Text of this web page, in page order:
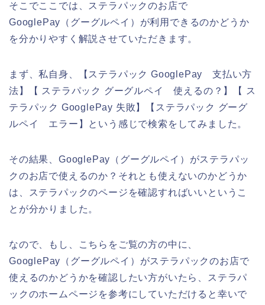
そこでここでは、ステラパックのお店で
GooglePay（グーグルペイ）が利用できるのかどうか
を分かりやすく解説させていただきます。
まず、私自身、【ステラパック GooglePay 支払い方
法】【 ステラパック グーグルペイ 使えるの？】【 ス
テラパック GooglePay 失敗】【ステラパック グーグ
ルペイ エラー】という感じで検索をしてみました。
その結果、GooglePay（グーグルペイ）がステラパッ
クのお店で使えるのか？それとも使えないのかどうか
は、ステラパックのページを確認すればいいというこ
とが分かりました。
なので、もし、こちらをご覧の方の中に、
GooglePay（グーグルペイ）がステラパックのお店で
使えるのかどうかを確認したい方がいたら、ステラパ
ックのホームページを参考にしていただけると幸いで